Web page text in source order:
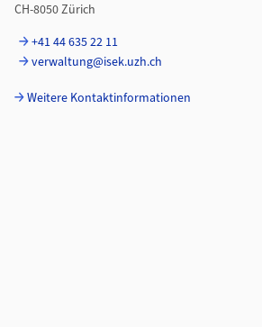
CH-8050 Zürich
+41 44 635 22 11
verwaltung@isek.uzh.ch
Weitere Kontaktinformationen